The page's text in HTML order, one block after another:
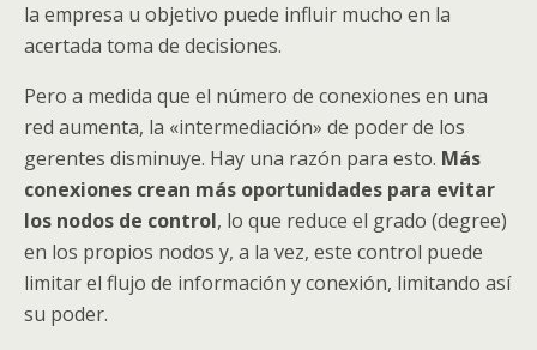
la empresa u objetivo puede influir mucho en la
acertada toma de decisiones.
Pero a medida que el número de conexiones en una
red aumenta, la «intermediación» de poder de los
gerentes disminuye. Hay una razón para esto. Más
conexiones crean más oportunidades para evitar
los nodos de control, lo que reduce el grado (degree)
en los propios nodos y, a la vez, este control puede
limitar el flujo de información y conexión, limitando así
su poder.